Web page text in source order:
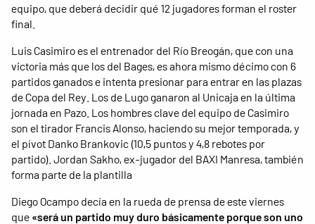
equipo, que deberá decidir qué 12 jugadores forman el roster
final.
Luis Casimiro es el entrenador del Río Breogán, que con una
victoria más que los del Bages, es ahora mismo décimo con 6
partidos ganados e intenta presionar para entrar en las plazas
de Copa del Rey. Los de Lugo ganaron al Unicaja en la última
jornada en Pazo. Los hombres clave del equipo de Casimiro
son el tirador Francis Alonso, haciendo su mejor temporada, y
el pívot Danko Brankovic (10,5 puntos y 4,8 rebotes por
partido). Jordan Sakho, ex-jugador del BAXI Manresa, también
forma parte de la plantilla
Diego Ocampo decía en la rueda de prensa de este viernes
que «será un partido muy duro básicamente porque son uno